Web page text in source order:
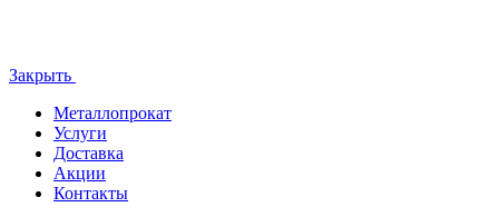
Закрыть
Металлопрокат
Услуги
Доставка
Акции
Контакты